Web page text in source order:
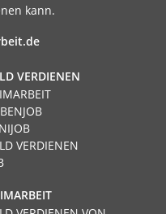
kann.
VERDIENEN
VERDIENEN